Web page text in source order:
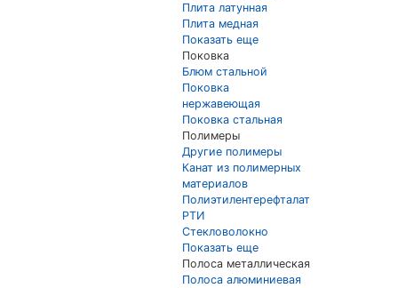
Плита латунная
Плита медная
Показать еще
Поковка
Блюм стальной
Поковка
нержавеющая
Поковка стальная
Полимеры
Другие полимеры
Канат из полимерных
материалов
Полиэтилентерефталат
РТИ
Стекловолокно
Показать еще
Полоса металлическая
Полоса алюминиевая